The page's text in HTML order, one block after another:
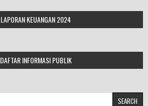
LAPORAN KEUANGAN 2024
DAFTAR INFORMASI PUBLIK